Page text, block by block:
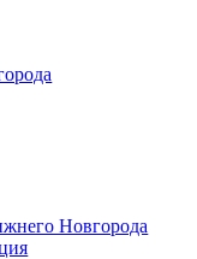
Новгорода